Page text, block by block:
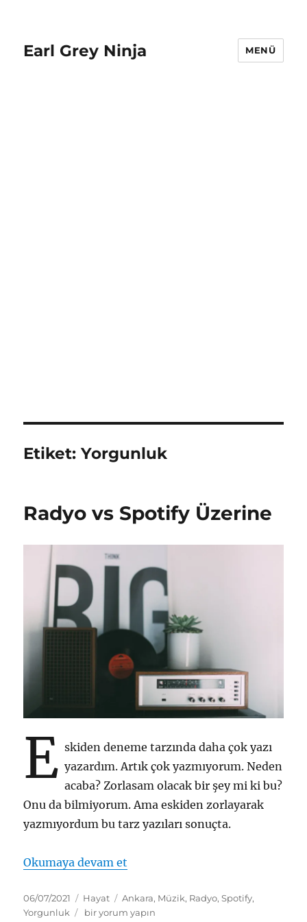
Earl Grey Ninja MENÜ
Etiket:Yorgunluk
Radyo vs Spotify Üzerine
E skiden deneme tarzında daha çok yazı
yazardım. Artık çok yazmıyorum. Neden
acaba? Zorlasam olacak bir şey mi ki bu?
Onu da bilmiyorum. Ama eskiden zorlayarak
yazmıyordum bu tarz yazıları sonuçta.
Okumaya devam et
Yayın
tarihi
06/07/2021 Kategoriler
Hayat Etiketler
Ankara, Müzik, Radyo,Spotify,
Yorgunluk
Radyo
bir yorum yapın